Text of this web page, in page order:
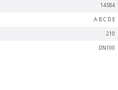
14584
DN100
210
A B C D E